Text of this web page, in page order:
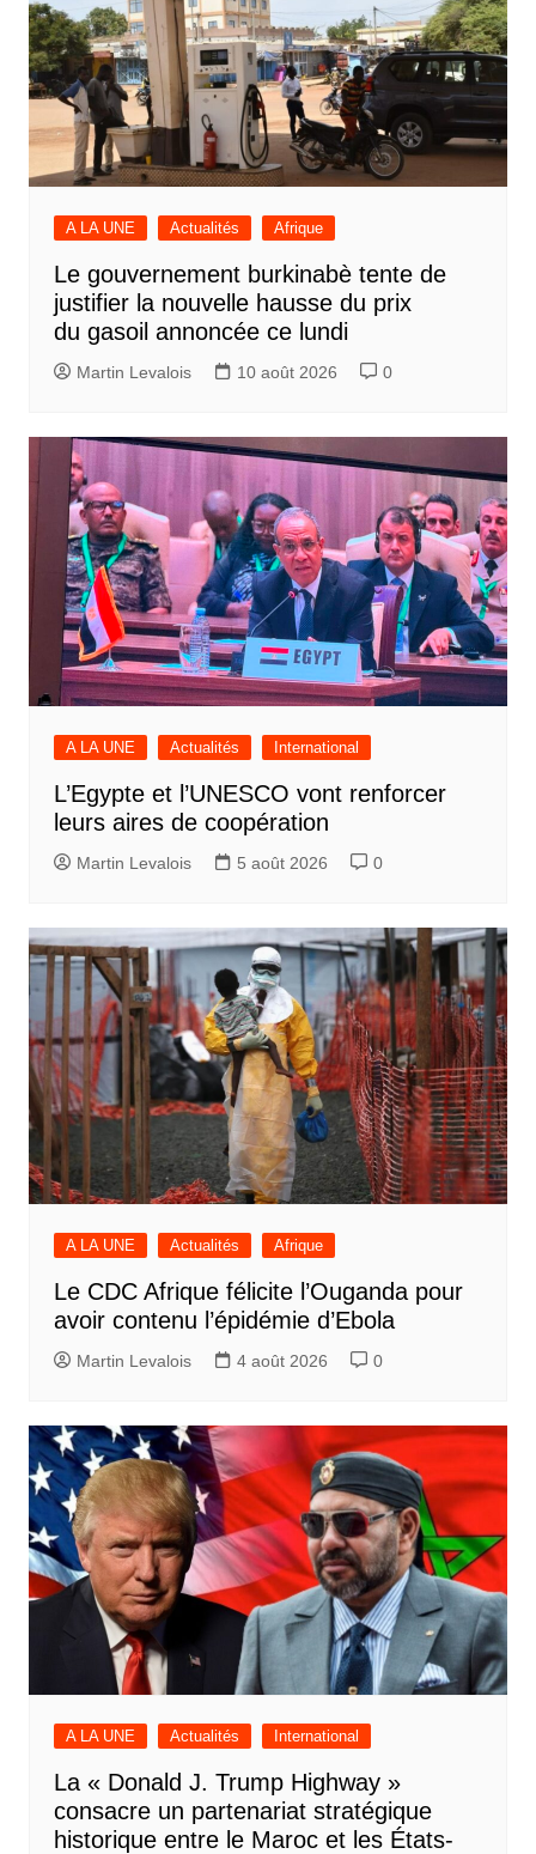
A LA UNE Actualités Afrique
Le gouvernement burkinabè tente de
justifier la nouvelle hausse du prix
du gasoil annoncée ce lundi
Martin Levalois 10 août 2026 0
A LA UNE Actualités International
L’Egypte et l’UNESCO vont renforcer
leurs aires de coopération
Martin Levalois 5 août 2026 0
A LA UNE Actualités Afrique
Le CDC Afrique félicite l’Ouganda pour
avoir contenu l’épidémie d’Ebola
Martin Levalois 4 août 2026 0
A LA UNE Actualités International
La « Donald J. Trump Highway »
consacre un partenariat stratégique
historique entre le Maroc et les États-